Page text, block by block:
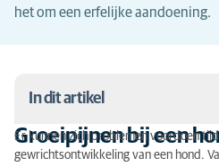
het om een erfelijke aandoening.
In dit artikel
Groeipijnen bij een hond
Groeipijnen bij een
Er kunnen zich problemen voordoen
gewrichtsontwikkeling van een hond.